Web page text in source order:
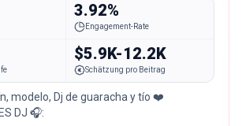
3.92%
Engagement-Rate
$5.9K-12.2K
Schätzung pro Beitrag
modelo, Dj de guaracha y tío ❤️
DJ 🎧: